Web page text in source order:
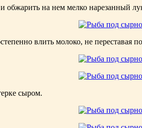
на нем мелко нарезанный
влить молоко, не переставая
сыром.